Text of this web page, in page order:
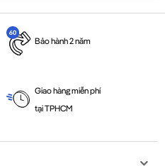
Bảo hành 2 năm
Giao hàng miễn phí
tại TPHCM